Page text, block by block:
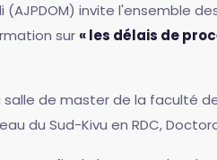
invite l'ensemble
sur« les délais de
de master de la faculté
du Sud-Kivu en RDC,